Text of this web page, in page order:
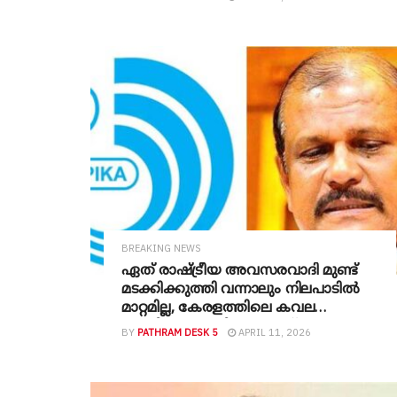
വേദനയ്ക്ക് കാരണം‘: പി.സി. ജോർജ്
BREAKING NEWS
ഏത് രാഷ്ട്രീയ അവസരവാദി മുണ്ട്
മടക്കിക്കുത്തി വന്നാലും നിലപാടിൽ
മാറ്റമില്ല, കേരളത്തിലെ കവല
ചട്ടമ്പിമാർ അധികാരമുണ്ട്
തട്ടിപ്പറിക്കരുത്,
BY PATHRAM DESK 5 APRIL 11, 2026